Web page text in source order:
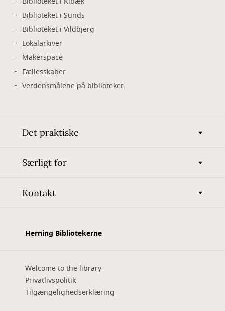
Biblioteket i Sunds
Biblioteket i Vildbjerg
Lokalarkiver
Makerspace
Fællesskaber
Verdensmålene på biblioteket
Det praktiske
Særligt for
Kontakt
Herning Bibliotekerne
Welcome to the library
Privatlivspolitik
Tilgængelighedserklæring